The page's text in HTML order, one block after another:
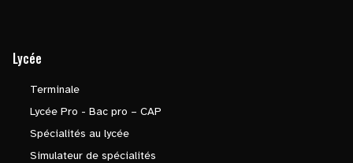
Lycée
Terminale
Lycée Pro - Bac pro – CAP
Spécialités au lycée
Simulateur de spécialités